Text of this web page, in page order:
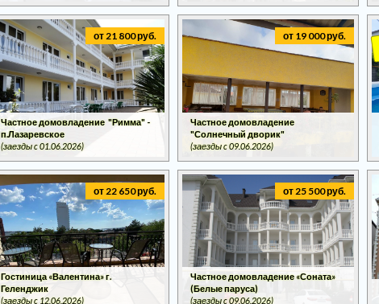
от 21 800 руб.
Частное домовладение "Римма" -
п.Лазаревское
(заезды c 01.06.2026)
от 19 000 руб.
Частное домовладение
"Солнечный дворик"
(заезды c 09.06.2026)
от 22 650 руб.
Гостиница «Валентина» г.
Геленджик
(заезды c 12.06.2026)
от 25 500 руб.
Частное домовладение «Соната»
(Белые паруса)
(заезды c 09.06.2026)